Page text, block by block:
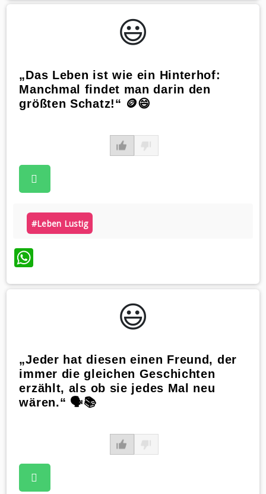
😃️
„Das Leben ist wie ein Hinterhof:
Manchmal findet man darin den
größten Schatz!“ 🪙😄
#leben Lustig
WhatsApp
😃️
„Jeder hat diesen einen Freund, der
immer die gleichen Geschichten
erzählt, als ob sie jedes Mal neu
wären.“ 🗣️📚